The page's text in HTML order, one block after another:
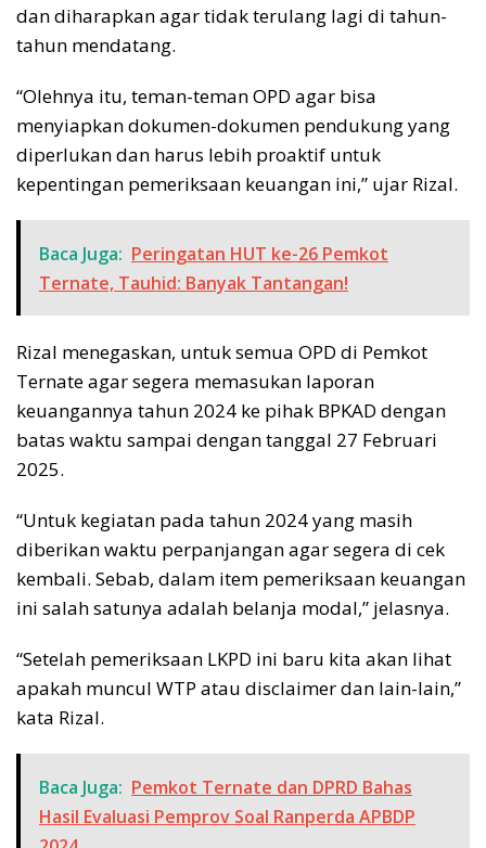
dan diharapkan agar tidak terulang lagi di tahun-
tahun mendatang.
“Olehnya itu, teman-teman OPD agar bisa
menyiapkan dokumen-dokumen pendukung yang
diperlukan dan harus lebih proaktif untuk
kepentingan pemeriksaan keuangan ini,” ujar Rizal.
Baca Juga: Peringatan HUT ke-26 Pemkot
Ternate, Tauhid: Banyak Tantangan!
Rizal menegaskan, untuk semua OPD di Pemkot
Ternate agar segera memasukan laporan
keuangannya tahun 2024 ke pihak BPKAD dengan
batas waktu sampai dengan tanggal 27 Februari
2025.
“Untuk kegiatan pada tahun 2024 yang masih
diberikan waktu perpanjangan agar segera di cek
kembali. Sebab, dalam item pemeriksaan keuangan
ini salah satunya adalah belanja modal,” jelasnya.
“Setelah pemeriksaan LKPD ini baru kita akan lihat
apakah muncul WTP atau disclaimer dan lain-lain,”
kata Rizal.
Baca Juga: Pemkot Ternate dan DPRD Bahas
Hasil Evaluasi Pemprov Soal Ranperda APBDP